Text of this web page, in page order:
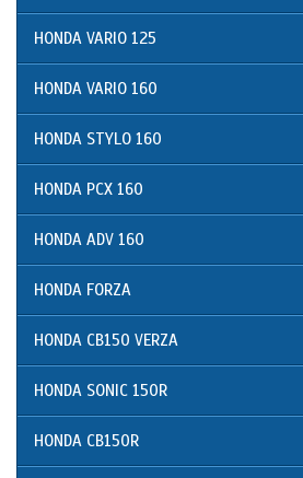
HONDA VARIO 125
HONDA VARIO 160
HONDA STYLO 160
HONDA PCX 160
HONDA ADV 160
HONDA FORZA
HONDA CB150 VERZA
HONDA SONIC 150R
HONDA CB150R